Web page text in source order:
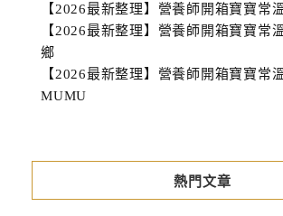
【2026最新整理】營養師開箱寶寶常
【2026最新整理】營養師開箱寶寶常
鄉
【2026最新整理】營養師開箱寶寶常
MUMU
熱門文章